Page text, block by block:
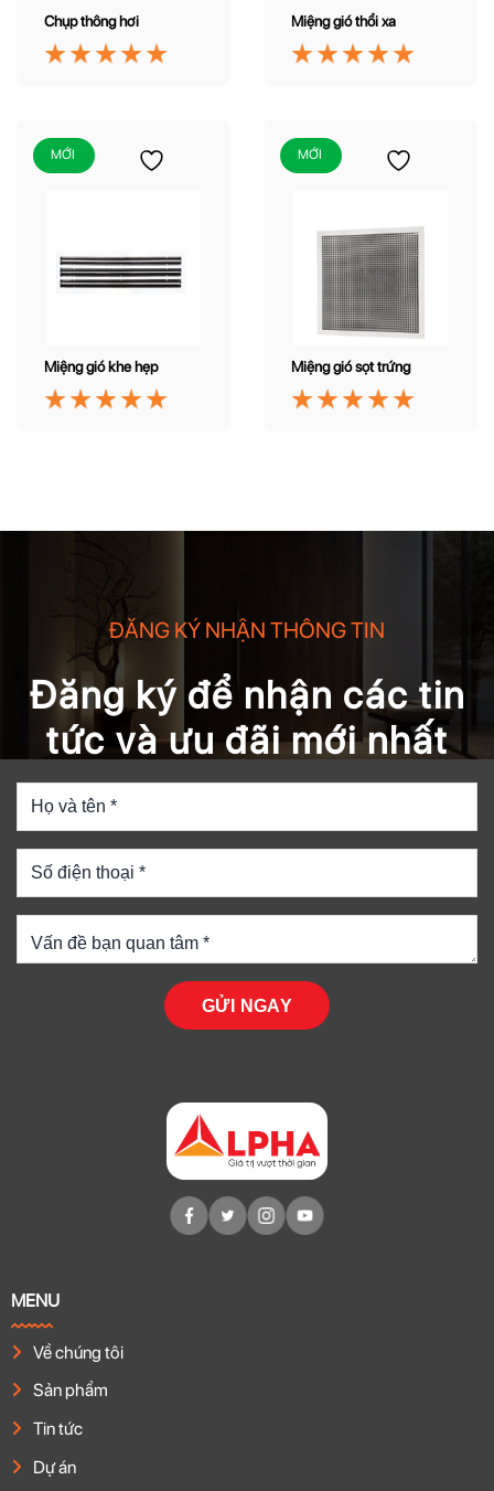
Chụp thông hơi Miệng gió thổi xa
MỚI
Miệng gió khe hẹp
MỚI
Miệng gió sọt trứng
ĐĂNG KÝ NHẬN THÔNG TIN
Đăng ký để nhận các tin
tức và ưu đãi mới nhất
MENU
Về chúng tôi
Sản phẩm
Tin tức
Dự án